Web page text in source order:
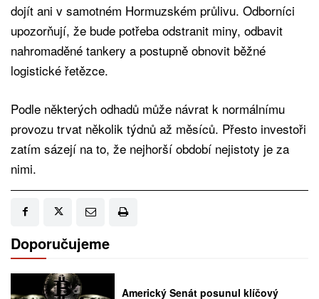
dojít ani v samotném Hormuzském průlivu. Odborníci
upozorňují, že bude potřeba odstranit miny, odbavit
nahromaděné tankery a postupně obnovit běžné
logistické řetězce.
Podle některých odhadů může návrat k normálnímu
provozu trvat několik týdnů až měsíců. Přesto investoři
zatím sázejí na to, že nejhorší období nejistoty je za
nimi.
Doporučujeme
Americký Senát posunul klíčový